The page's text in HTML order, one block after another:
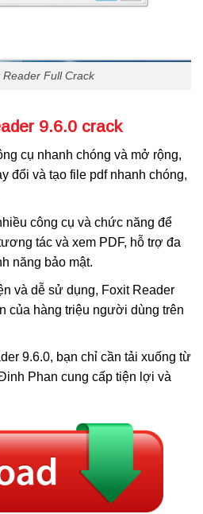
Reader Full Crack
9.6.0 crack
cụ nhanh chóng và mở rộng,
đổi và tạo file pdf nhanh chóng,
công cụ và chức năng để
tác và xem PDF, hỗ trợ đa
năng bảo mật.
và dễ sử dụng, Foxit Reader
của hàng triệu người dùng trên
9.6.0, bạn chỉ cần tải xuống từ
Phan cung cấp tiện lợi và